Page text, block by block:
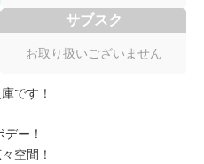
サブスク
お取り扱いございません
です！
ー！
空間！